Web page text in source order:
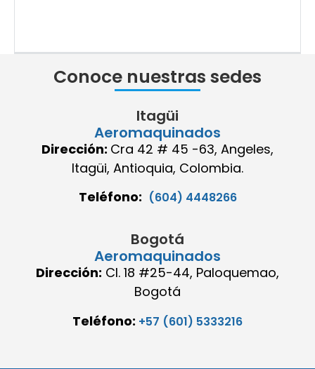
Conoce nuestras sedes
Itagüi
Aeromaquinados
Dirección: Cra 42 # 45 -63, Angeles,
Itagüi, Antioquia, Colombia.
Teléfono: (604) 4448266
Bogotá
Aeromaquinados
Dirección: Cl. 18 #25-44, Paloquemao,
Bogotá
Teléfono: +57 (601) 5333216